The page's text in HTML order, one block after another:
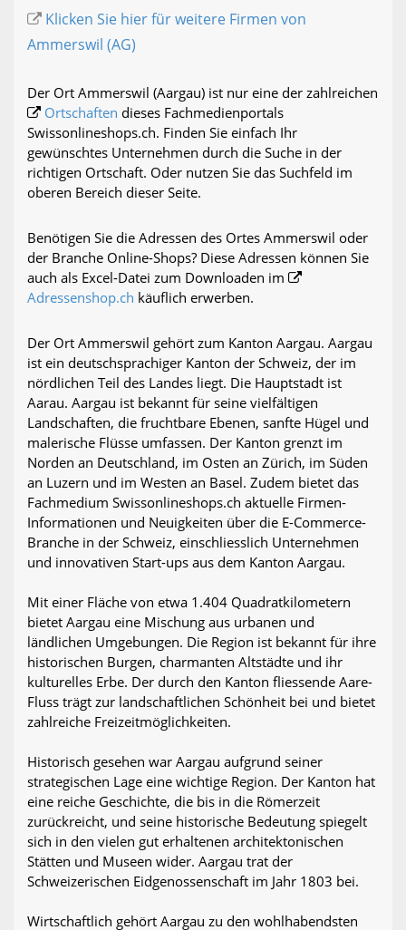
Klicken Sie hier für weitere Firmen von
Ammerswil (AG)
Der Ort Ammerswil (Aargau) ist nur eine der zahlreichen
Ortschaften dieses Fachmedienportals
Swissonlineshops.ch. Finden Sie einfach Ihr
gewünschtes Unternehmen durch die Suche in der
richtigen Ortschaft. Oder nutzen Sie das Suchfeld im
oberen Bereich dieser Seite.
Benötigen Sie die Adressen des Ortes Ammerswil oder
der Branche Online-Shops? Diese Adressen können Sie
auch als Excel-Datei zum Downloaden im
Adressenshop.ch käuflich erwerben.
Der Ort Ammerswil gehört zum Kanton Aargau. Aargau
ist ein deutschsprachiger Kanton der Schweiz, der im
nördlichen Teil des Landes liegt. Die Hauptstadt ist
Aarau. Aargau ist bekannt für seine vielfältigen
Landschaften, die fruchtbare Ebenen, sanfte Hügel und
malerische Flüsse umfassen. Der Kanton grenzt im
Norden an Deutschland, im Osten an Zürich, im Süden
an Luzern und im Westen an Basel. Zudem bietet das
Fachmedium Swissonlineshops.ch aktuelle Firmen-
Informationen und Neuigkeiten über die E-Commerce-
Branche in der Schweiz, einschliesslich Unternehmen
und innovativen Start-ups aus dem Kanton Aargau.
Mit einer Fläche von etwa 1.404 Quadratkilometern
bietet Aargau eine Mischung aus urbanen und
ländlichen Umgebungen. Die Region ist bekannt für ihre
historischen Burgen, charmanten Altstädte und ihr
kulturelles Erbe. Der durch den Kanton fliessende Aare-
Fluss trägt zur landschaftlichen Schönheit bei und bietet
zahlreiche Freizeitmöglichkeiten.
Historisch gesehen war Aargau aufgrund seiner
strategischen Lage eine wichtige Region. Der Kanton hat
eine reiche Geschichte, die bis in die Römerzeit
zurückreicht, und seine historische Bedeutung spiegelt
sich in den vielen gut erhaltenen architektonischen
Stätten und Museen wider. Aargau trat der
Schweizerischen Eidgenossenschaft im Jahr 1803 bei.
Wirtschaftlich gehört Aargau zu den wohlhabendsten